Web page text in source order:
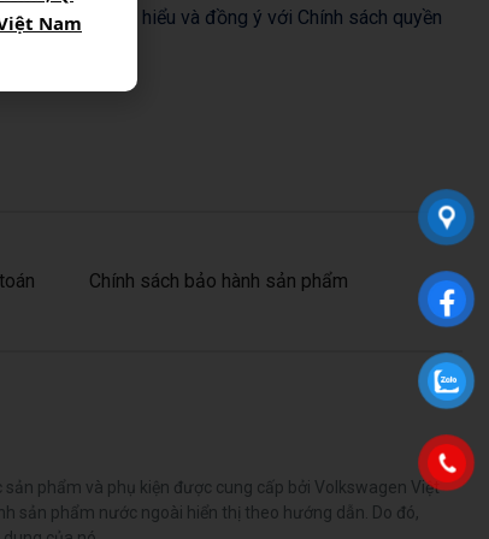
nhận đã đọc, hiểu và đồng ý với Chính sách quyền
Chính sách bảo hành sản phẩm
phẩm và phụ kiện được cung cấp bởi Volkswagen Việt
sản phẩm nước ngoài hiển thị theo hướng dẫn. Do đó,
Nam